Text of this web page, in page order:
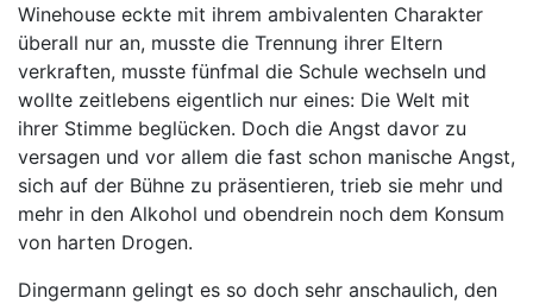
Winehouse eckte mit ihrem ambivalenten Charakter
überall nur an, musste die Trennung ihrer Eltern
verkraften, musste fünfmal die Schule wechseln und
wollte zeitlebens eigentlich nur eines: Die Welt mit
ihrer Stimme beglücken. Doch die Angst davor zu
versagen und vor allem die fast schon manische Angst,
sich auf der Bühne zu präsentieren, trieb sie mehr und
mehr in den Alkohol und obendrein noch dem Konsum
von harten Drogen.
Dingermann gelingt es so doch sehr anschaulich, den